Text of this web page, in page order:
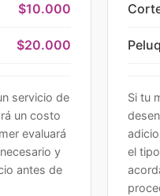
$10.000
$20.000
servicio de
un costo
evaluará
y
antes de
Si tu
el